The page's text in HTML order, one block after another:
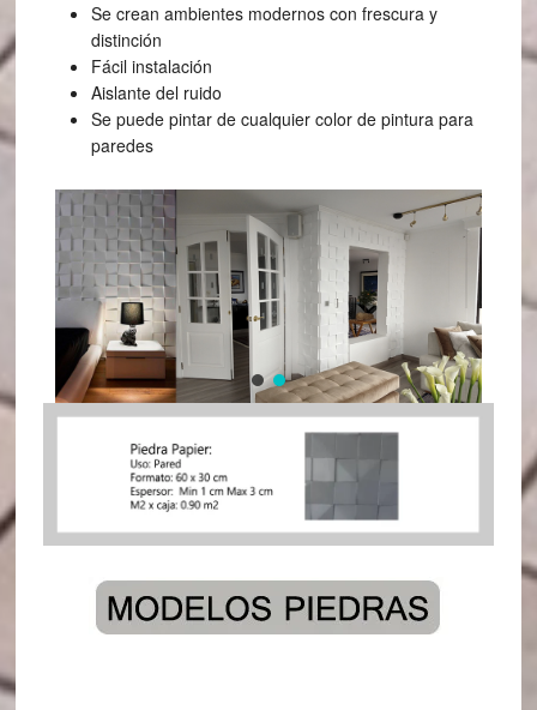
Se crean ambientes modernos con frescura y
distinción
Fácil instalación
Aislante del ruido
Se puede pintar de cualquier color de pintura para
paredes